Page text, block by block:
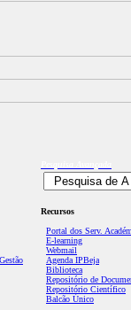
Recursos
Portal dos Serv.
E-learning
Webmail
Agenda IPBeja
Biblioteca
Repositório de
Repositório Científico
Balcão Único